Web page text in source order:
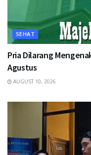
SEHAT
Pria Dilarang
Agustus
AUGUST 10, 2026